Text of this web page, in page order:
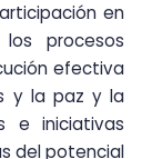
en
procesos
efectiva
y la paz y la
e iniciativas
del potencial